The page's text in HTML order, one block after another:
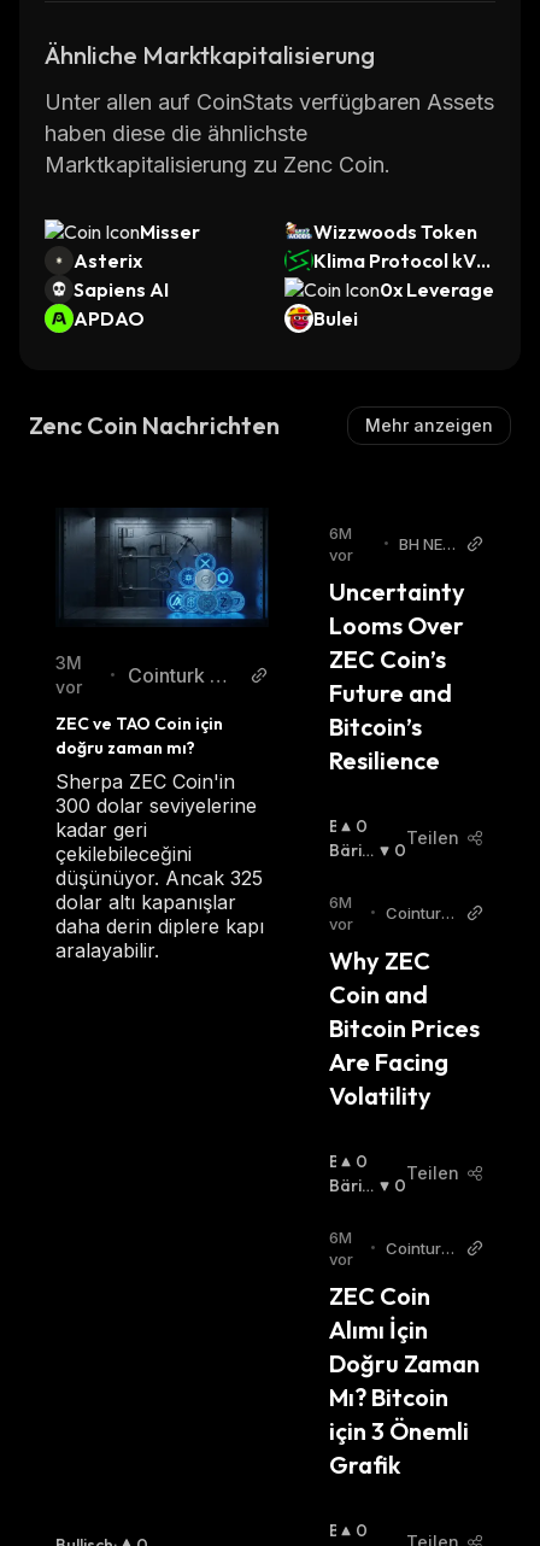
Ähnliche Marktkapitalisierung
Unter allen auf CoinStats verfügbaren Assets
haben diese die ähnlichste
Marktkapitalisierung zu Zenc Coin.
Misser
Wizzwoods Token
Asterix
Klima Protocol kVC
M
Sapiens AI
0x Leverage
APDAO
Bulei
Zenc Coin Nachrichten Mehr anzeigen
3M
vor
•
Cointurk Ne
ZEC ve TAO Coin için
doğru zaman mı?
Sherpa ZEC Coin'in
300 dolar seviyelerine
kadar geri
çekilebileceğini
düşünüyor. Ancak 325
dolar altı kapanışlar
daha derin diplere kapı
aralayabilir.
6M
vor
•
BH NE
Uncertainty
Looms Over
ZEC Coin’s
Future and
Bitcoin’s
Resilience
B
U
I
S
H
:
0
Bäris
0
Teilen
6M
vor
•
Cointurk
Why ZEC
Coin and
Bitcoin Prices
Are Facing
Volatility
B
U
I
S
H
:
0
Bäris
0
Teilen
6M
vor
• Cointurk
ZEC Coin
Alımı İçin
Doğru Zaman
Mı? Bitcoin
için 3 Önemli
Grafik
B
0
Teilen